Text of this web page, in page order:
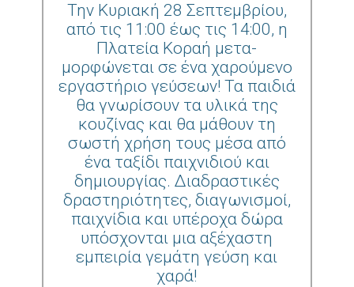
Την Κυριακή 28 Σεπτεμβρίου,
από τις 11:00 έως τις 14:00, η
Πλατεία Κοραή μετα-
μορφώνεται σε ένα χαρούμενο
εργαστήριο γεύσεων! Τα παιδιά
θα γνωρίσουν τα υλικά της
κουζίνας και θα μάθουν τη
σωστή χρήση τους μέσα από
ένα ταξίδι παιχνιδιού και
δημιουργίας. Διαδραστικές
δραστηριότητες, διαγωνισμοί,
παιχνίδια και υπέροχα δώρα
υπόσχονται μια αξέχαστη
εμπειρία γεμάτη γεύση και
χαρά!